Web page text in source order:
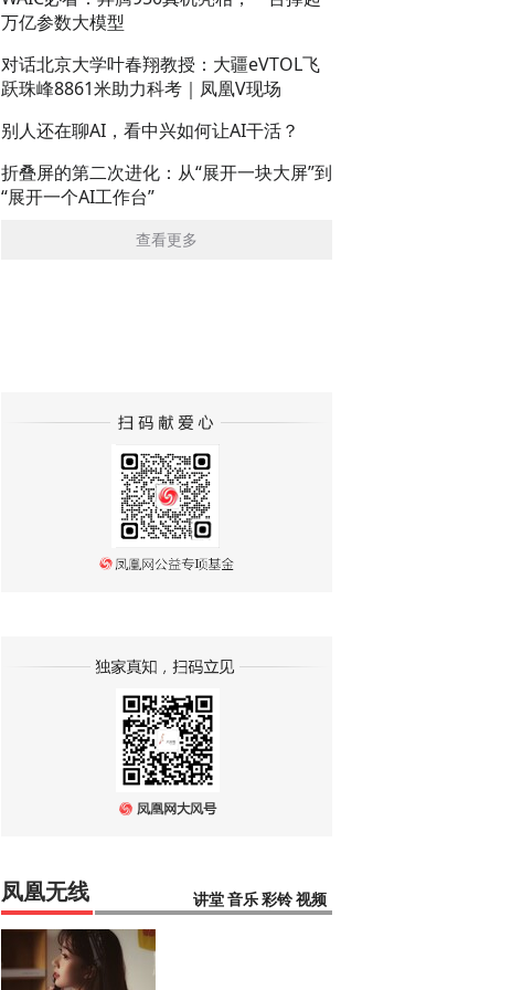
万亿参数大模型
对话北京大学叶春翔教授：大疆eVTOL飞
跃珠峰8861米助力科考｜凤凰V现场
别人还在聊AI，看中兴如何让AI干活？
折叠屏的第二次进化：从“展开一块大屏”到
“展开一个AI工作台”
查看更多
讲堂 音乐 彩铃 视频
凤凰无线